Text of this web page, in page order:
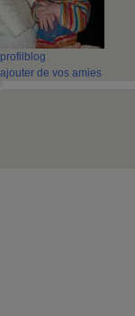
profil blog
ajouter de vos amies